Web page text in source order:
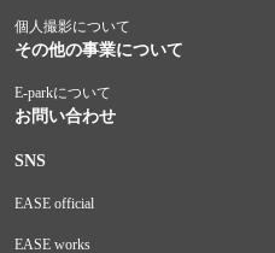
個人撮影について
その他の事業について
E-parkについて
お問い合わせ
SNS
EASE official
EASE works